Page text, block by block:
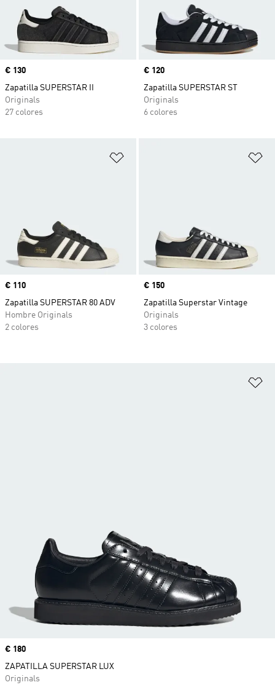
Precio
€ 130
Zapatilla SUPERSTAR II
Originals
27 colores
Precio
€ 120
Zapatilla SUPERSTAR ST
Originals
6 colores
Precio
€ 110
Zapatilla SUPERSTAR 80 ADV
Hombre Originals
2 colores
Precio
€ 150
Zapatilla Superstar Vintage
Originals
3 colores
Precio
€ 180
ZAPATILLA SUPERSTAR LUX
Originals